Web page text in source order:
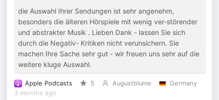
die Auswahl Ihrer Sendungen ist sehr angenehm,
besonders die älteren Hörspiele mit wenig ver-störender
und abstrakter Musik . Lieben Dank - lassen Sie sich
durch die Negativ- Kritiken nicht verunsichern. Sie
machen Ihre Sache sehr gut - wir freuen uns sehr auf die
weitere kluge Auswahl.
Apple Podcasts 5 Augustblume
Germany
3 months ago